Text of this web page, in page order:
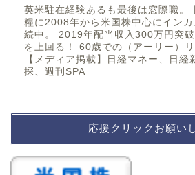
英米駐在経験あるも最後は窓際職。
糧に2008年から米国株中心にイン
続中。 2019年配当収入300万円突
を上回る！ 60歳での（アーリー）リ
【メディア掲載】日経マネー、日経
探、週刊SPA
応援クリックお願い